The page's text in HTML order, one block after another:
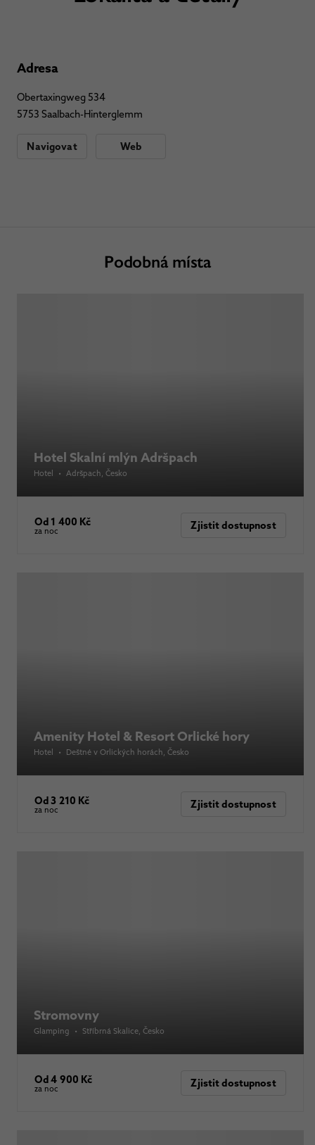
Adresa
Obertaxingweg 534
5753 Saalbach-Hinterglemm
Navigovat Web
Podobná místa
Hotel Skalní mlýn Adršpach
Hotel • Adršpach , Česko
Od 1 400 Kč
za noc Zjistit dostupnost
Amenity Hotel & Resort Orlické hory
Hotel • Deštné v Orlických horách , Česko
Od 3 210 Kč
za noc Zjistit dostupnost
Stromovny
Glamping • Stříbrná Skalice , Česko
Od 4 900 Kč
za noc Zjistit dostupnost